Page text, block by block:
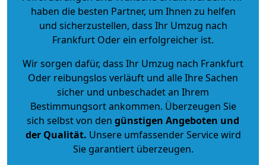
haben die besten Partner, um Ihnen zu helfen
und sicherzustellen, dass Ihr Umzug nach
Frankfurt Oder ein erfolgreicher ist.
Wir sorgen dafür, dass Ihr Umzug nach Frankfurt
Oder reibungslos verläuft und alle Ihre Sachen
sicher und unbeschadet an Ihrem
Bestimmungsort ankommen. Überzeugen Sie
sich selbst von den günstigen Angeboten und
der Qualität. Unsere umfassender Service wird
Sie garantiert überzeugen.